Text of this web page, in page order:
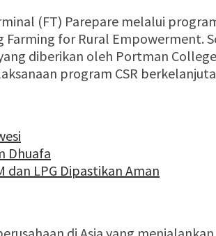
(FT) Parepare melalui
for Rural Empowerment.
diberikan oleh Portman
program CSR
Dhuafa
dan LPG Dipastikan Aman